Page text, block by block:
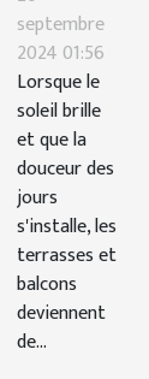
store
banne
parfait
pour
terrasses
et
balcons
septembre
2024 01:56
Lorsque le
soleil brille
et que la
douceur des
jours
s'installe, les
terrasses et
balcons
deviennent
de...